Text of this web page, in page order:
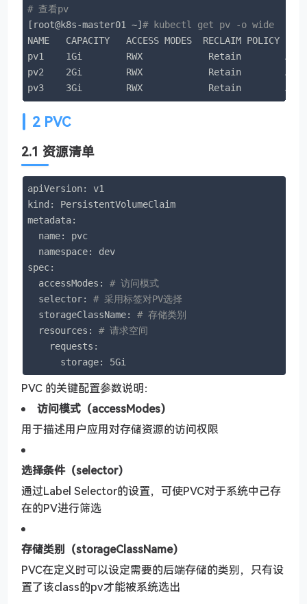
# 查看pv
[root@k8s-master01 ~]# kubectl get pv -o wide
NAME   CAPACITY   ACCESS MODES  RECLAIM POLICY
pv1    1Gi        RWX            Retain
pv2    2Gi        RWX            Retain
pv3    3Gi        RWX            Retain
2 PVC
2.1 资源清单
apiVersion: v1
kind: PersistentVolumeClaim
metadata:
  name: pvc
  namespace: dev
spec:
  accessModes:
# 访问模式
  selector:
# 采用标签对PV选择
  storageClassName:
# 存储类别
  resources:
# 请求空间
    requests:
      storage: 5Gi
PVC 的关键配置参数说明：
访问模式（accessModes）
用于描述用户应用对存储资源的访问权限
选择条件（selector）
通过Label Selector的设置，可使PVC对于系统中己存
在的PV进行筛选
存储类别（storageClassName）
PVC在定义时可以设定需要的后端存储的类别，只有设
置了该class的pv才能被系统选出